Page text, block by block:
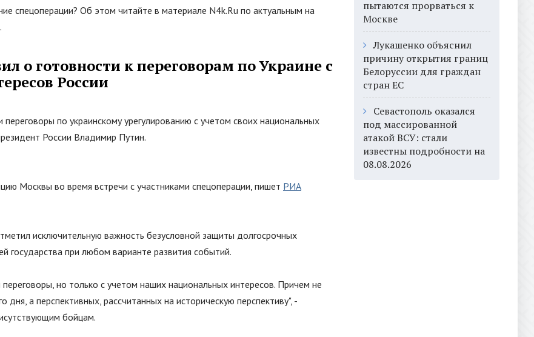
спецоперации? Об этом читайте в материале N4k.Ru по актуальным на
о готовности к переговорам по Украине с
России
переговоры по украинскому урегулированию с учетом своих национальных
России Владимир Путин.
Москвы во время встречи с участниками спецоперации, пишет РИА
исключительную важность безусловной защиты долгосрочных
государства при любом варианте развития событий.
но только с учетом наших национальных интересов. Причем не
дня, а перспективных, рассчитанных на историческую перспективу", -
бойцам.
пытаются прорваться к
Москве
Лукашенко объяснил
причину открытия границ
Белоруссии для граждан
стран ЕС
Севастополь оказался
под массированной
атакой ВСУ: стали
известны подробности на
08.08.2026